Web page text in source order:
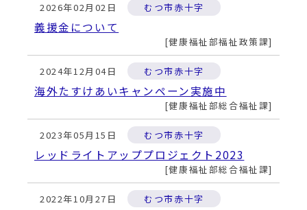
2026年02月02日 むつ市赤十字
義援金について
健康福祉部福祉政策課
2024年12月04日 むつ市赤十字
海外たすけあいキャンペーン実施中
健康福祉部総合福祉課
2023年05月15日 むつ市赤十字
レッドライトアッププロジェクト2023
健康福祉部総合福祉課
2022年10月27日 むつ市赤十字